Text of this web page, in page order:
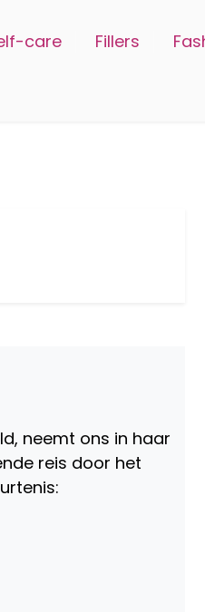
care Fillers
neemt ons in haar
reis door het